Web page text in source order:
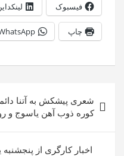
فیسبوک
چاپ
نوشته
شعری پیشکش به آتنا
کوره ذوب آهن یاسوج و
اخبار کارگری از